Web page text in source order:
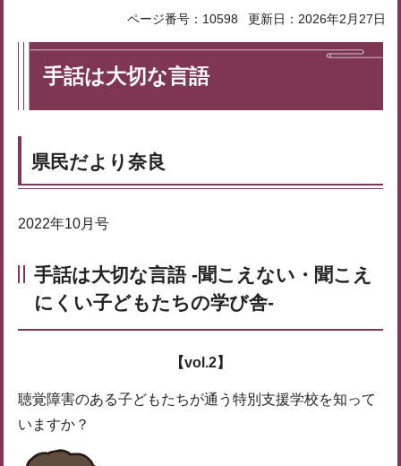
ページ番号：10598 更新日：2026年2月27日
手話は大切な言語
県民だより奈良
2022年10月号
手話は大切な言語 -聞こえない・聞こえ
にくい子どもたちの学び舎-
【vol.2】
聴覚障害のある子どもたちが通う特別支援学校を知って
いますか？